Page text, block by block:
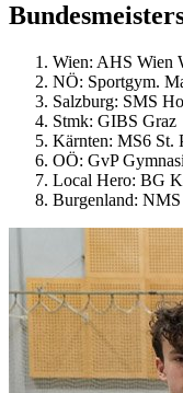
Wien: AHS Wien
NÖ: Sportgym.
Salzburg: SMS
Stmk: GIBS Graz
Kärnten: MS6 St.
OÖ: GvP
Local Hero: BG
Burgenland: NMS